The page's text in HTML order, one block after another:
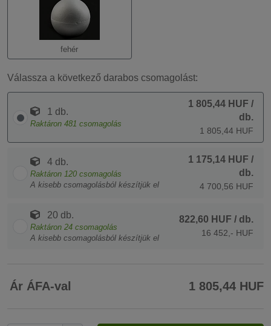
fehér
Válassza a következő darabos csomagolást:
1 db.
Raktáron 481 csomagolás
1 805,44 HUF /
db.
1 805,44 HUF
4 db.
Raktáron 120 csomagolás
A kisebb csomagolásból készítjük el
1 175,14 HUF /
db.
4 700,56 HUF
20 db.
Raktáron 24 csomagolás
A kisebb csomagolásból készítjük el
822,60 HUF / db.
16 452,- HUF
Ár ÁFA-val 1 805,44 HUF